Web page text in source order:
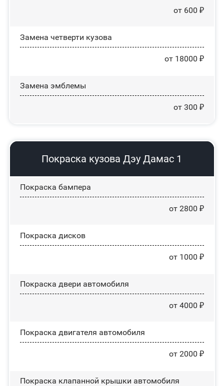
от 600 ₽
Замена четверти кузова
от 18000 ₽
Замена эмблемы
от 300 ₽
Покраска кузова Дэу Дамас 1
Покраска бампера
от 2800 ₽
Покраска дисков
от 1000 ₽
Покраска двери автомобиля
от 4000 ₽
Покраска двигателя автомобиля
от 2000 ₽
Покраска клапанной крышки автомобиля